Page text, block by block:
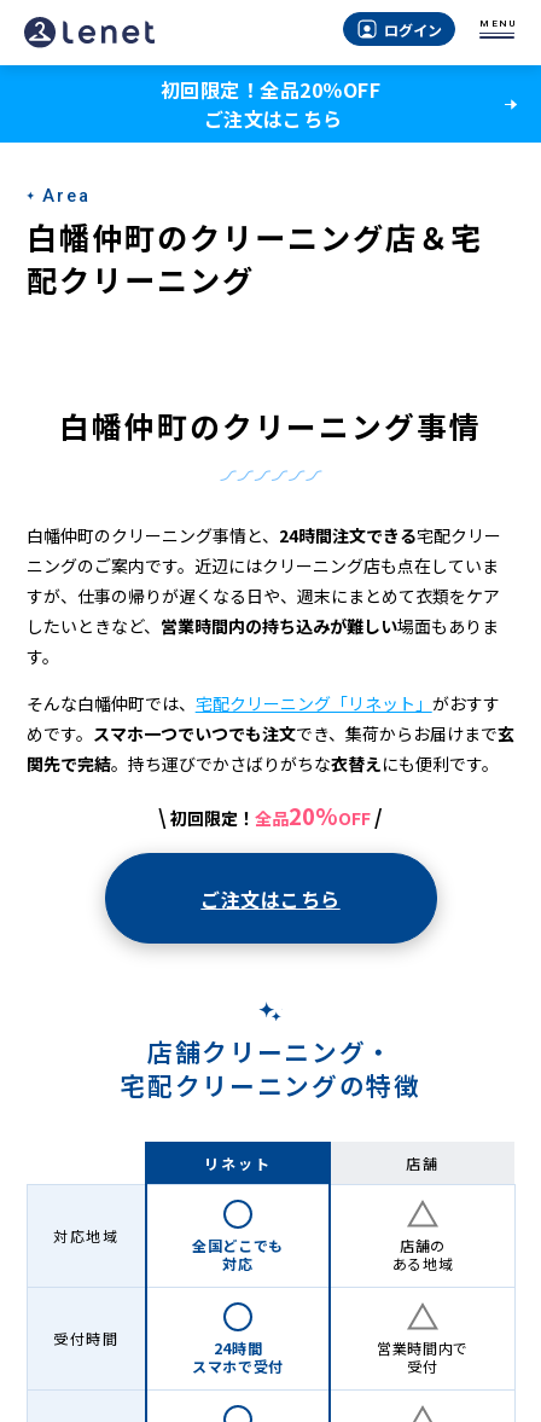
白
幡
町
の
ク
リ
＆
宅
配
ク
リ
ー
ログイン MENU
初回限定！全品20％OFF
ご注文はこちら
Area
白幡仲町のクリーニング店＆宅
配クリーニング
白幡仲町のクリーニング事情
白幡仲町のクリーニング事情と、 24時間注文できる宅配クリー
ニングのご案内です。近辺にはクリーニング店も点在していま
すが、仕事の帰りが遅くなる日や、週末にまとめて衣類をケア
したいときなど、 営業時間内の持ち込みが難しい場面もありま
す。
そんな白幡仲町では、 宅配クリーニング「リネット」 がおすす
めです。 スマホ一つでいつでも注文でき、集荷からお届けまで玄
関先で完結。持ち運びでかさばりがちな衣替えにも便利です。
\ 初回限定！ 全品20%OFF /
ご注文はこちら
店舗クリーニング・
宅配クリーニングの特徴
リネット 店舗
対応地域
全国どこでも
対応
店舗の
ある地域
受付時間
24時間
スマホで受付
営業時間内で
受付